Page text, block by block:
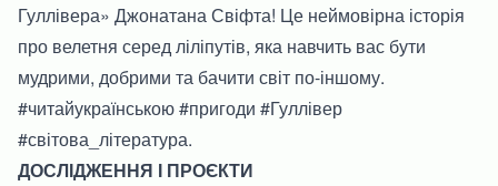
Гуллівера» Джонатана Свіфта! Це неймовірна історія
про велетня серед ліліпутів, яка навчить вас бути
мудрими, добрими та бачити світ по-іншому.
#читайукраїнською #пригоди #Гуллівер
#світова_література.
ДОСЛІДЖЕННЯ І ПРОЄКТИ